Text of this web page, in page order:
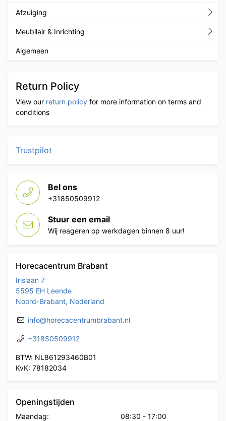
Afzuiging
Meubilair & Inrichting
Algemeen
Return Policy
View our return policy for more information on terms and
conditions
Trustpilot
Bel ons
+31850509912
Stuur een email
Wij reageren op werkdagen binnen 8 uur!
Horecacentrum Brabant
Irislaan 7
5595 EH Leende
Noord-Brabant, Nederland
info@horecacentrumbrabant.nl
+31850509912
BTW: NL861293460B01
KvK: 78182034
Openingstijden
Maandag: 08:30 - 17:00